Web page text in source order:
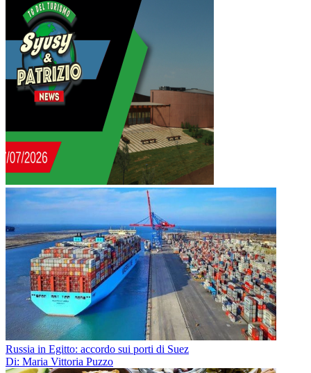
Russia in Egitto: accordo sui porti di Suez
Di: Maria Vittoria Puzzo